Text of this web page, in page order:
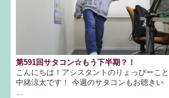
第591回サタコン☆もう下半期？！
こんにちは！アシスタントのりょっぴーこと
中緒涼太です！ 今週のサタコンもお聴きい
…